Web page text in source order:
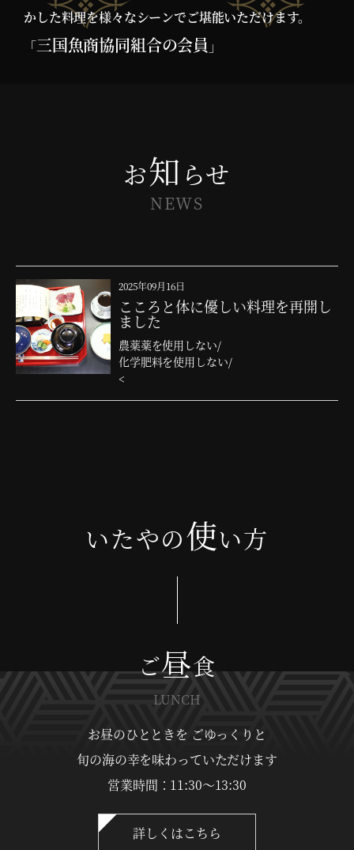
かした料理を様々なシーンでご堪能いただけます。
「三国魚商協同組合の会員 」
お知 らせ
NEWS
2025年09月16日
こころと体に優しい料理を再開し
ました
農薬薬を使用しない/
化学肥料を使用しない/
<
いたやの使い方
ご昼食
LUNCH
お昼のひとときを ごゆっくりと
旬の海の幸を味わっていただけます
営業時間：11:30〜13:30
詳しくはこちら